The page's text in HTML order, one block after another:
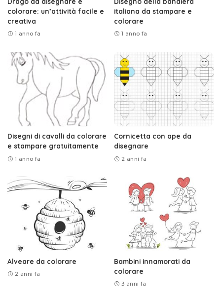
colorare: un’attività facile e
creativa
1 anno fa
italiana da stampare e
colorare
1 anno fa
Disegni di cavalli da colorare
e stampare gratuitamente
1 anno fa
Cornicetta con ape da
disegnare
2 anni fa
Alveare da colorare
2 anni fa
Bambini innamorati da
colorare
3 anni fa